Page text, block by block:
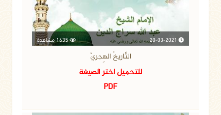
1635 مشاهدة
التَّاريخُ الهِجريّ
للتحميل اختر الصيغة
PDF